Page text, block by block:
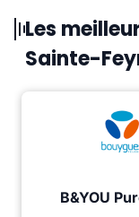
Les
Sainte-
B&YOU